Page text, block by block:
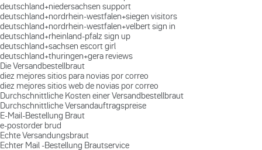
deutschland+niedersachsen support
deutschland+nordrhein-westfalen+siegen visitors
deutschland+nordrhein-westfalen+velbert sign in
deutschland+rheinland-pfalz sign up
deutschland+sachsen escort girl
deutschland+thuringen+gera reviews
Die Versandbestellbraut
diez mejores sitios para novias por correo
diez mejores sitios web de novias por correo
Durchschnittliche Kosten einer Versandbestellbraut
Durchschnittliche Versandauftragspreise
E-Mail-Bestellung Braut
e-postorder brud
Echte Versandungsbraut
Echter Mail -Bestellung Brautservice